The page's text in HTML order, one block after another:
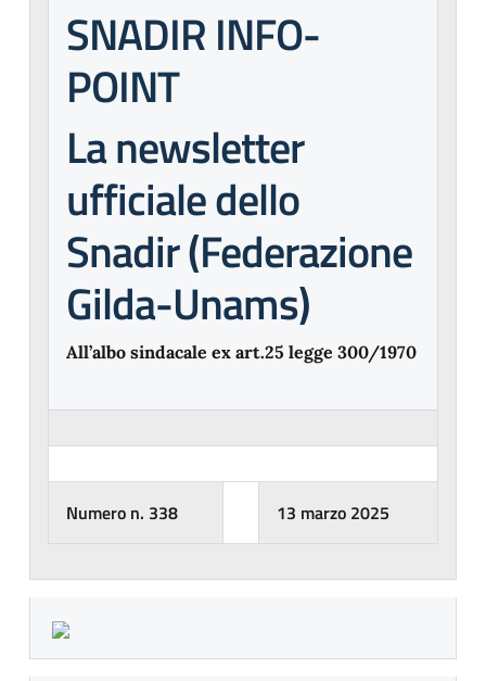
SNADIR INFO-
POINT
La newsletter
ufficiale dello
Snadir (Federazione
Gilda-Unams)
All’albo sindacale ex art.25 legge 300/1970
Numero n. 338 13 marzo 2025